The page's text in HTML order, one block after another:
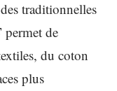
traditionnelles
permet de
du coton
plus